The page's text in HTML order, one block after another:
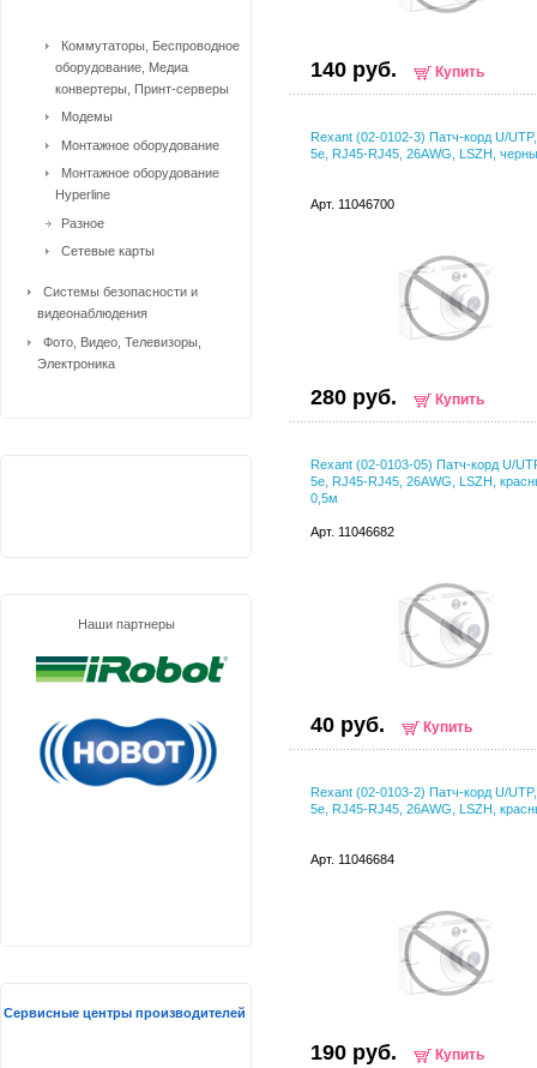
140 руб. Купить
Rexant (02-0102-3) Патч-корд U/
5e, RJ45-RJ45, 26AWG, LSZH,
Арт. 11046700
280 руб. Купить
Rexant (02-0103-05) Патч-корд U/
5e, RJ45-RJ45, 26AWG, LSZH,
0,5м
Арт. 11046682
40 руб. Купить
Rexant (02-0103-2) Патч-корд U/
5e, RJ45-RJ45, 26AWG, LSZH,
Арт. 11046684
190 руб. Купить
Коммутаторы, Беспроводное
оборудование, Медиа
конвертеры, Принт-серверы
Модемы
Монтажное оборудование
Монтажное оборудование
Hyperline
Разное
Сетевые карты
Системы безопасности и
видеонаблюдения
Фото, Видео, Телевизоры,
Электроника
Наши партнеры
Сервисные центры производителей